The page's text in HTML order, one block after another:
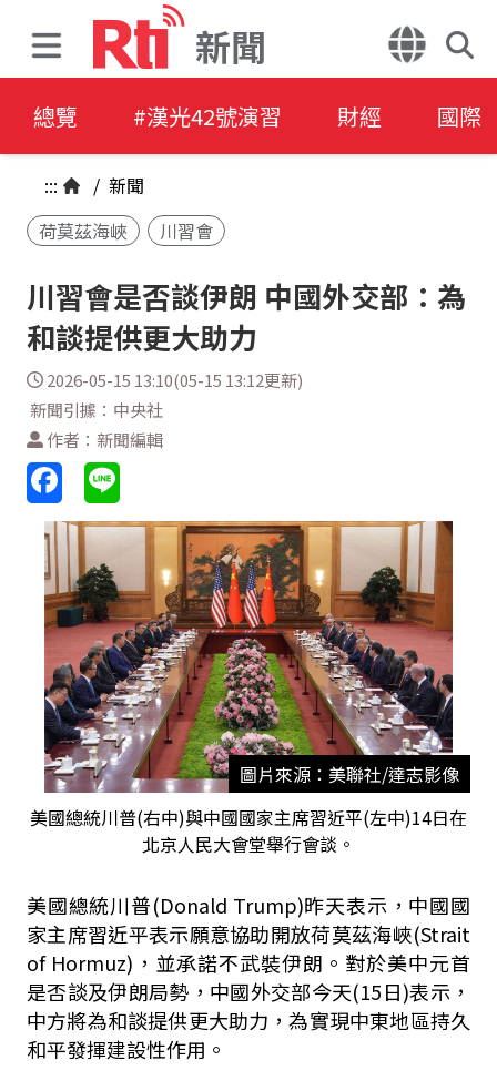
新聞
總覽 #漢光42號演習 財經 國際
::: / 新聞
荷莫茲海峽
川習會
川習會是否談伊朗 中國外交部：為
和談提供更大助力
2026-05-15 13:10(05-15 13:12更新)
新聞引據：中央社
作者：新聞編輯
圖片來源：美聯社/達志影像
美國總統川普(右中)與中國國家主席習近平(左中)14日在
北京人民大會堂舉行會談。
美國總統川普(Donald Trump)昨天表示，中國國
家主席習近平表示願意協助開放荷莫茲海峽(Strait
of Hormuz)，並承諾不武裝伊朗。對於美中元首
是否談及伊朗局勢，中國外交部今天(15日)表示，
中方將為和談提供更大助力，為實現中東地區持久
和平發揮建設性作用。